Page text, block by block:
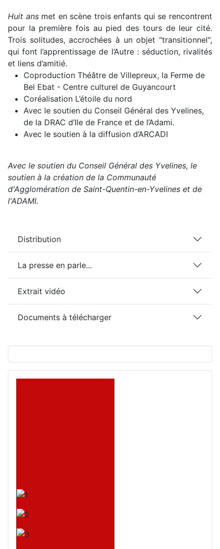
Huit ansmet en scène trois enfants qui se rencontrent
pour la première fois au pied des tours de leur cité.
Trois solitudes, accrochées à un objet "transitionnel",
qui font l’apprentissage de l’Autre : séduction, rivalités
et liens d’amitié.
Coproduction Théâtre de Villepreux, la Ferme de
Bel Ebat - Centre culturel de Guyancourt
Coréalisation L’étoile du nord
Avec le soutien du Conseil Général des Yvelines,
de la DRAC d’Ile de France et de l’Adami.
Avec le soutien à la diffusion d’ARCADI
Avec le soutien du Conseil Général des Yvelines, le
soutien à la création de la Communauté
d'Agglomération de Saint-Quentin-en-Yvelines et de
l'ADAMI.
Distribution
La presse en parle...
Extrait vidéo
Documents à télécharger